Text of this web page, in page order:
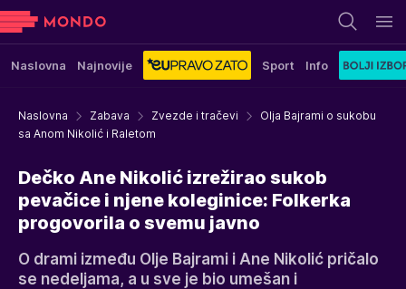
Naslovna Najnovije Sport Info
Naslovna Zabava Zvezde i tračevi
Olja Bajrami o sukobu
sa Anom Nikolić i Raletom
Dečko Ane Nikolić izrežirao sukob
pevačice i njene koleginice: Folkerka
progovorila o svemu javno
O drami između Olje Bajrami i Ane Nikolić pričalo
se nedeljama, a u sve je bio umešan i